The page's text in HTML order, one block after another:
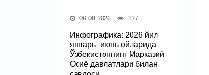
06.08.2026 327
Инфографика: 2026 йил
январь–июнь ойларида
Ўзбекистоннинг Марказий
Осиё давлатлари билан